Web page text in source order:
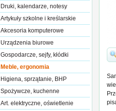
Druki, kalendarze, notesy
Artykuły szkolne i kreślarskie
Akcesoria komputerowe
Urządzenia biurowe
Gospodarcze, sejfy, kłódki
Meble, ergonomia
Higiena, sprzątanie, BHP
Spożywcze, kuchenne
Art. elektryczne, oświetlenie